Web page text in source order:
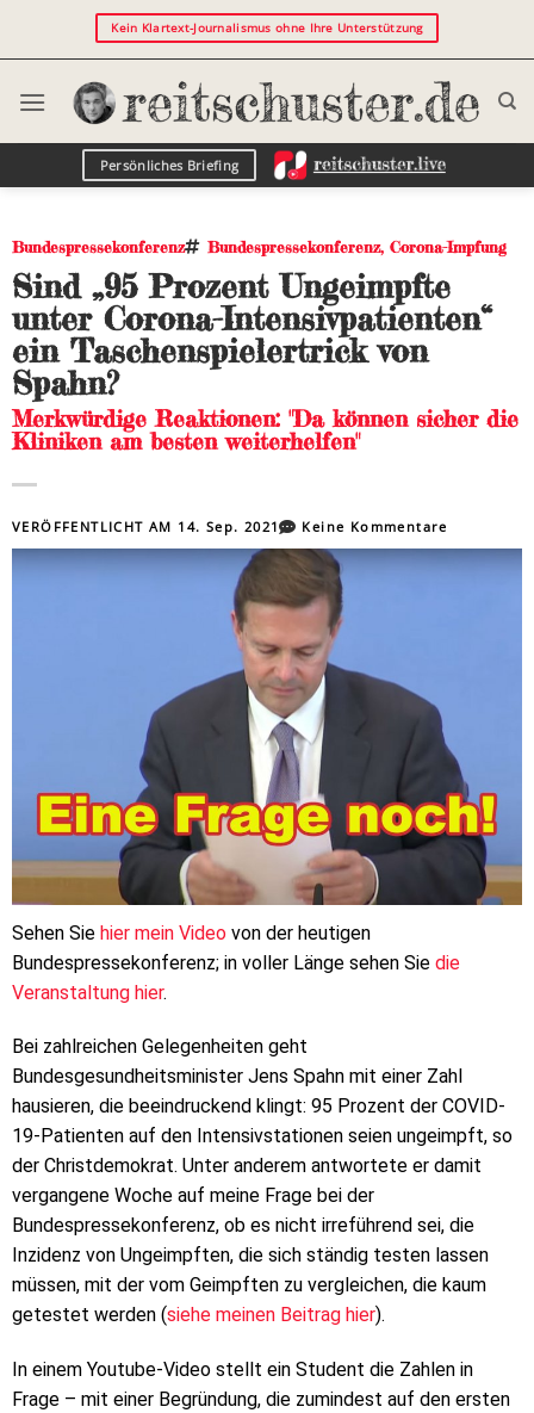
Kein Klartext-Journalismus ohne Ihre Unterstützung
Persönliches Briefing
Bundespressekonferenz Bundespressekonferenz, Corona-Impfung
Sind „95 Prozent Ungeimpfte
unter Corona-Intensivpatienten“
ein Taschenspielertrick von
Spahn?
Merkwürdige Reaktionen: "Da können sicher die
Kliniken am besten weiterhelfen"
VERÖFFENTLICHT AM 14. Sep. 2021 Keine Kommentare
Sehen Sie hier mein Video von der heutigen
Bundespressekonferenz; in voller Länge sehen Sie die
Veranstaltung hier.
Bei zahlreichen Gelegenheiten geht
Bundesgesundheitsminister Jens Spahn mit einer Zahl
hausieren, die beeindruckend klingt: 95 Prozent der COVID-
19-Patienten auf den Intensivstationen seien ungeimpft, so
der Christdemokrat. Unter anderem antwortete er damit
vergangene Woche auf meine Frage bei der
Bundespressekonferenz, ob es nicht irreführend sei, die
Inzidenz von Ungeimpften, die sich ständig testen lassen
müssen, mit der vom Geimpften zu vergleichen, die kaum
getestet werden (siehe meinen Beitrag hier).
In einem Youtube-Video stellt ein Student die Zahlen in
Frage – mit einer Begründung, die zumindest auf den ersten